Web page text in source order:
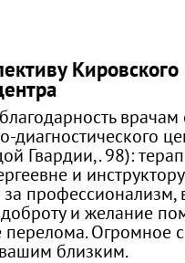
врачам
диагностического
Гвардии,. 98):
и
профессионализм,
и желание
перелома. Огромное
близким.